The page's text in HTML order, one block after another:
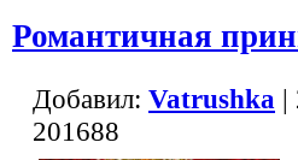
Романтичная
Добавил: Vatrushka |
201688